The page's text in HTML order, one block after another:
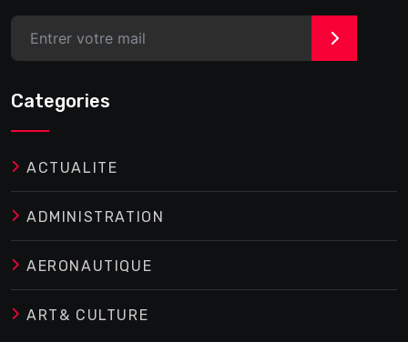
>
Categories
ACTUALITE
ADMINISTRATION
AERONAUTIQUE
ART& CULTURE